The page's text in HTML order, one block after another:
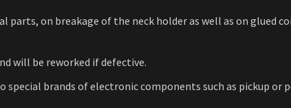
parts, on breakage of the neck holder as well as on glued
will be reworked if defective.
special brands of electronic components such as pickup